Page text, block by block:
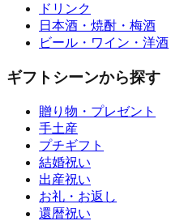
ドリンク
日本酒・焼酎・梅酒
ビール・ワイン・洋酒
ギフトシーンから探す
贈り物・プレゼント
手土産
プチギフト
結婚祝い
出産祝い
お礼・お返し
還暦祝い